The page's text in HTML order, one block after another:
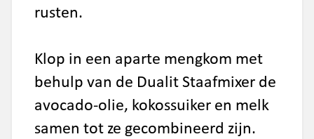
rusten.
Klop in een aparte mengkom met
behulp van de Dualit Staafmixer de
avocado-olie, kokossuiker en melk
samen tot ze gecombineerd zijn.